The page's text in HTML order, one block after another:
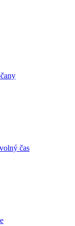
čas